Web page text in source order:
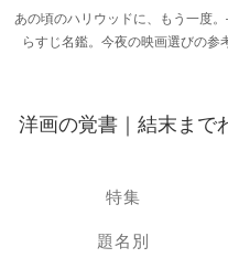
あの頃のハリウッドに、もう一度
らすじ名鑑。今夜の映画選びの参
洋画の覚書｜結末まで
特集
題名別